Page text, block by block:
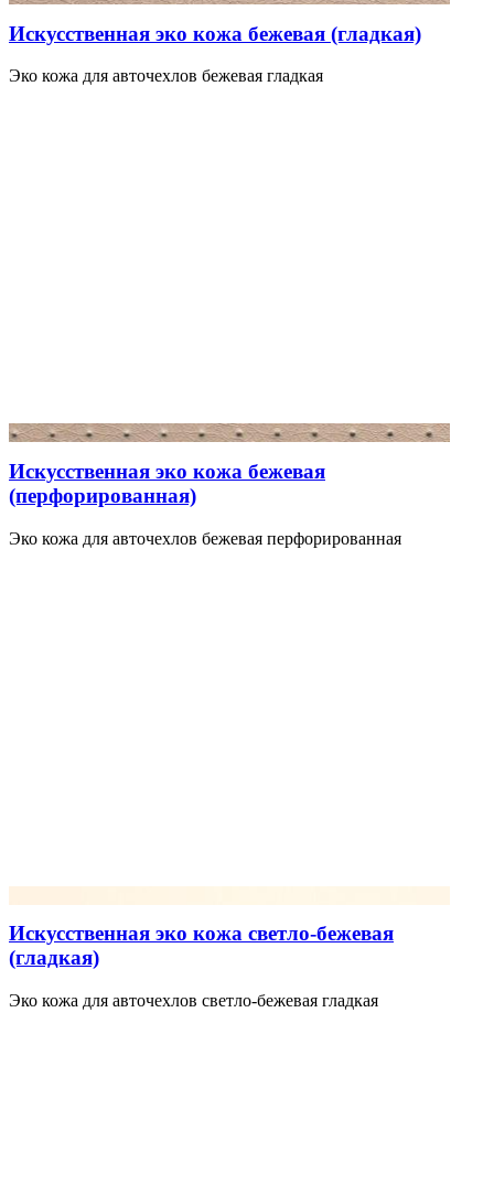
Искусственная эко кожа бежевая (гладкая)
Эко кожа для авточехлов бежевая гладкая
Искусственная эко кожа бежевая
(перфорированная)
Эко кожа для авточехлов бежевая перфорированная
Искусственная эко кожа светло-бежевая
(гладкая)
Эко кожа для авточехлов светло-бежевая гладкая